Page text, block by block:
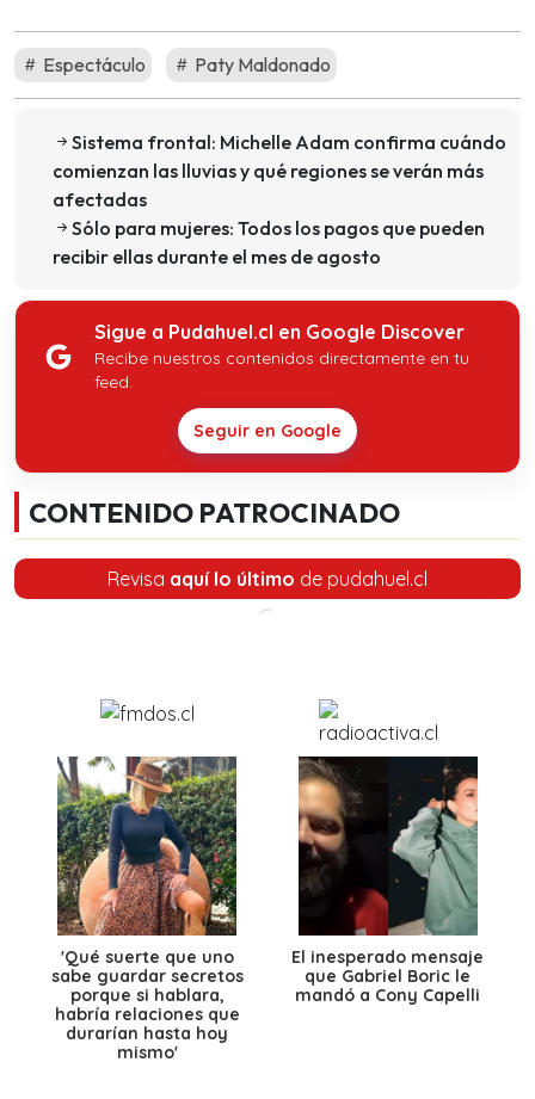
Espectáculo Paty Maldonado
Sistema frontal: Michelle Adam confirma cuándo
comienzan las lluvias y qué regiones se verán más
afectadas
Sólo para mujeres: Todos los pagos que pueden
recibir ellas durante el mes de agosto
Sigue a Pudahuel.cl en Google Discover
Recibe nuestros contenidos directamente en tu
feed.
Seguir en Google
CONTENIDO PATROCINADO
Revisa aquí lo último de pudahuel.cl
'Qué suerte que uno
sabe guardar secretos
porque si hablara,
habría relaciones que
durarían hasta hoy
mismo'
El inesperado mensaje
que Gabriel Boric le
mandó a Cony Capelli